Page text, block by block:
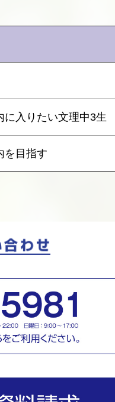
入りたい文理中3生
を目指す